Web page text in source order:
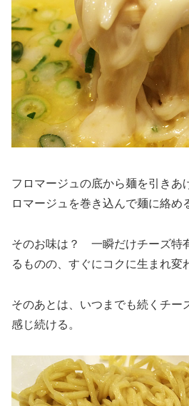
フロマージュの底から麺を引きあ
ロマージュを巻き込んで麺に絡め
そのお味は？ 一瞬だけチーズ特
るものの、すぐにコクに生まれ変
そのあとは、いつまでも続くチー
感じ続ける。